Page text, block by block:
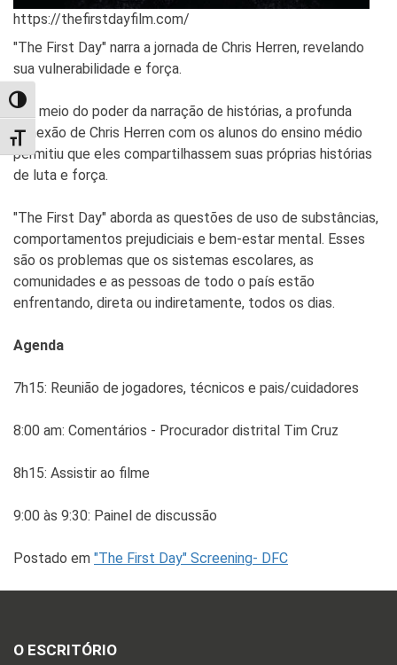
TOGGLE HIGH CONTRAST
TOGGLE FONT SIZE
https://thefirstdayfilm.com/
"The First Day" narra a jornada de Chris Herren, revelando
sua vulnerabilidade e força.
Por meio do poder da narração de histórias, a profunda
conexão de Chris Herren com os alunos do ensino médio
permitiu que eles compartilhassem suas próprias histórias
de luta e força.
"The First Day" aborda as questões de uso de substâncias,
comportamentos prejudiciais e bem-estar mental. Esses
são os problemas que os sistemas escolares, as
comunidades e as pessoas de todo o país estão
enfrentando, direta ou indiretamente, todos os dias.
Agenda
7h15: Reunião de jogadores, técnicos e pais/cuidadores
8:00 am: Comentários - Procurador distrital Tim Cruz
8h15: Assistir ao filme
9:00 às 9:30: Painel de discussão
Postado em "The First Day" Screening- DFC
O ESCRITÓRIO